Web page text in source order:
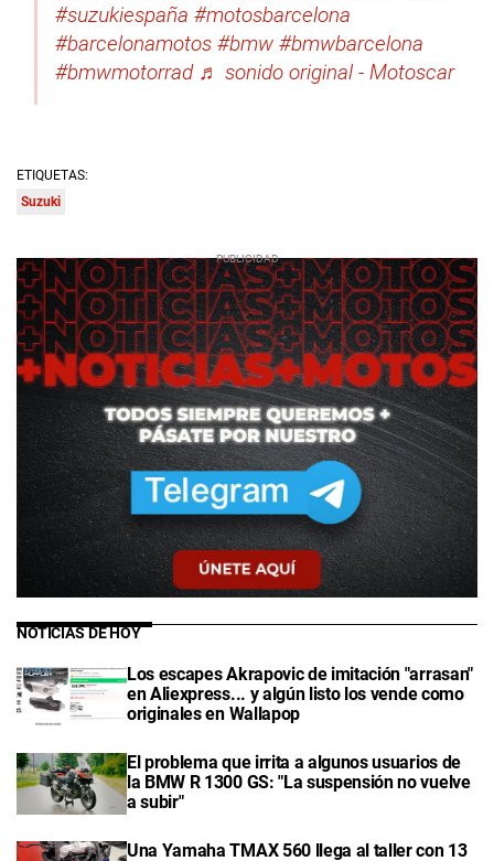
#suzukiespaña #motosbarcelona
#barcelonamotos #bmw #bmwbarcelona
#bmwmotorrad ♬ sonido original - Motoscar
ETIQUETAS:
Suzuki
NOTICIAS DE HOY
Los escapes Akrapovic de imitación "arrasan"
en Aliexpress... y algún listo los vende como
originales en Wallapop
El problema que irrita a algunos usuarios de
la BMW R 1300 GS: "La suspensión no vuelve
a subir"
Una Yamaha TMAX 560 llega al taller con 13